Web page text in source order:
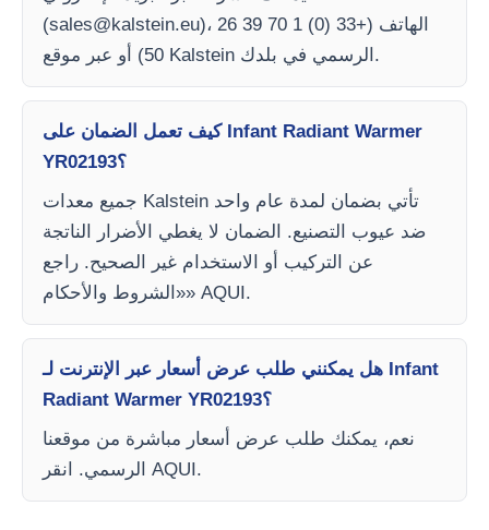
(sales@kalstein.eu)، الهاتف (+33 (0) 1 70 39 26
50) أو عبر موقع Kalstein الرسمي في بلدك.
كيف تعمل الضمان على Infant Radiant Warmer
YR02193؟
جميع معدات Kalstein تأتي بضمان لمدة عام واحد
ضد عيوب التصنيع. الضمان لا يغطي الأضرار الناتجة
عن التركيب أو الاستخدام غير الصحيح. راجع
«الشروط والأحكام» AQUI.
هل يمكنني طلب عرض أسعار عبر الإنترنت لـ Infant
Radiant Warmer YR02193؟
نعم، يمكنك طلب عرض أسعار مباشرة من موقعنا
الرسمي. انقر AQUI.